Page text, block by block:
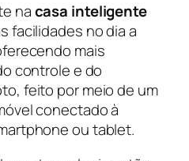
nacasa inteligente
facilidades no dia a
mais
controle e do
feito por meio de um
conectado à
ou tablet.